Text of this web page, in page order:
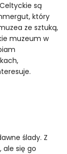
są
który
ze sztuką,
muzeum w
ślady. Z
ale się go